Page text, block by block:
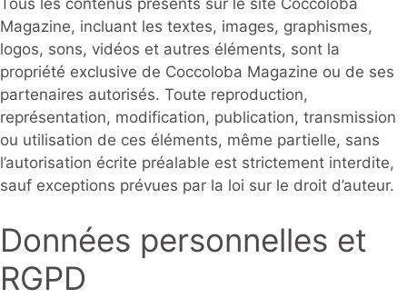
Tous les contenus présents sur le site Coccoloba
Magazine, incluant les textes, images, graphismes,
logos, sons, vidéos et autres éléments, sont la
propriété exclusive de Coccoloba Magazine ou de ses
partenaires autorisés. Toute reproduction,
représentation, modification, publication, transmission
ou utilisation de ces éléments, même partielle, sans
l’autorisation écrite préalable est strictement interdite,
sauf exceptions prévues par la loi sur le droit d’auteur.
Données personnelles et
RGPD